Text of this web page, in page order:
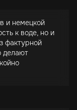
и немецкой
к воде, но и
фактурной
делают